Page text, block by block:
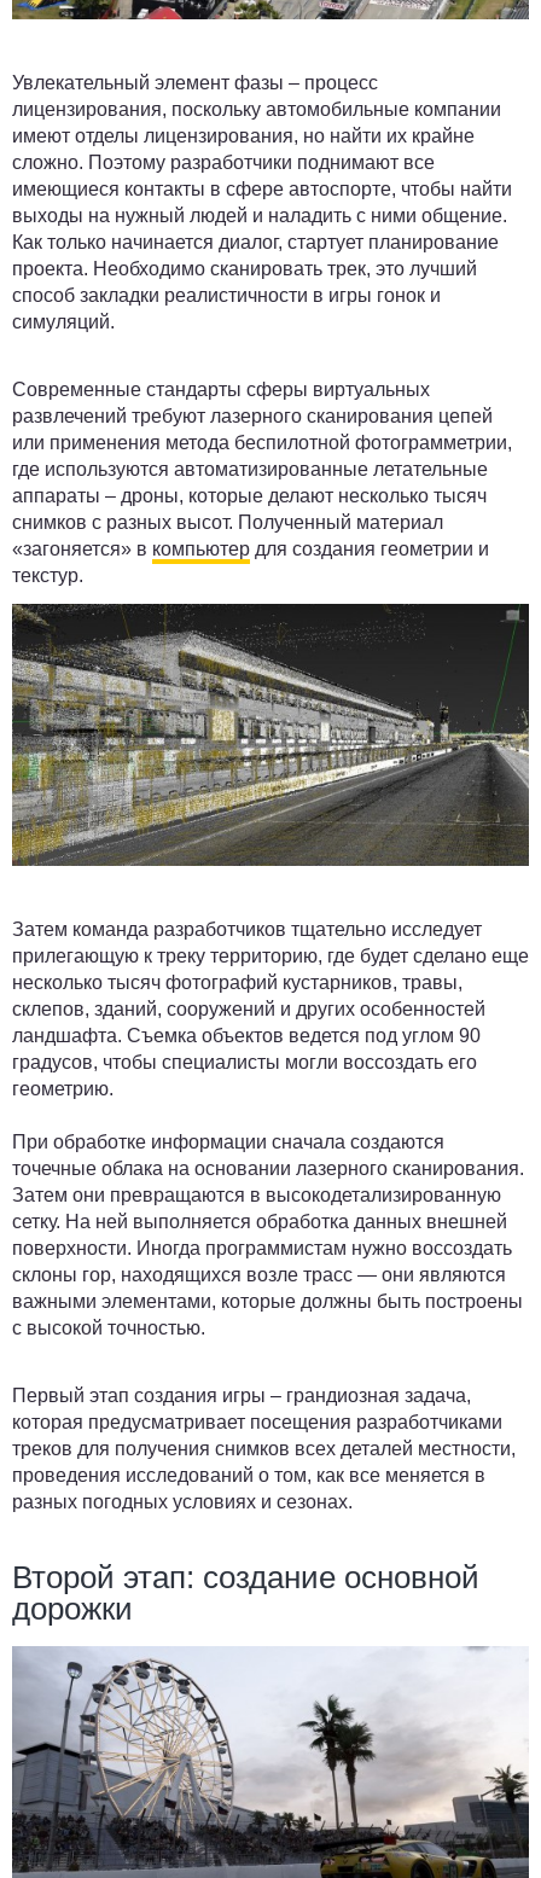
Увлекательный элемент фазы – процесс
лицензирования, поскольку автомобильные компании
имеют отделы лицензирования, но найти их крайне
сложно. Поэтому разработчики поднимают все
имеющиеся контакты в сфере автоспорте, чтобы найти
выходы на нужный людей и наладить с ними общение.
Как только начинается диалог, стартует планирование
проекта. Необходимо сканировать трек, это лучший
способ закладки реалистичности в игры гонок и
симуляций.
Современные стандарты сферы виртуальных
развлечений требуют лазерного сканирования цепей
или применения метода беспилотной фотограмметрии,
где используются автоматизированные летательные
аппараты – дроны, которые делают несколько тысяч
снимков с разных высот. Полученный материал
«загоняется» в компьютер для создания геометрии и
текстур.
Затем команда разработчиков тщательно исследует
прилегающую к треку территорию, где будет сделано еще
несколько тысяч фотографий кустарников, травы,
склепов, зданий, сооружений и других особенностей
ландшафта. Съемка объектов ведется под углом 90
градусов, чтобы специалисты могли воссоздать его
геометрию.
При обработке информации сначала создаются
точечные облака на основании лазерного сканирования.
Затем они превращаются в высокодетализированную
сетку. На ней выполняется обработка данных внешней
поверхности. Иногда программистам нужно воссоздать
склоны гор, находящихся возле трасс — они являются
важными элементами, которые должны быть построены
с высокой точностью.
Первый этап создания игры – грандиозная задача,
которая предусматривает посещения разработчиками
треков для получения снимков всех деталей местности,
проведения исследований о том, как все меняется в
разных погодных условиях и сезонах.
Второй этап: создание основной
дорожки